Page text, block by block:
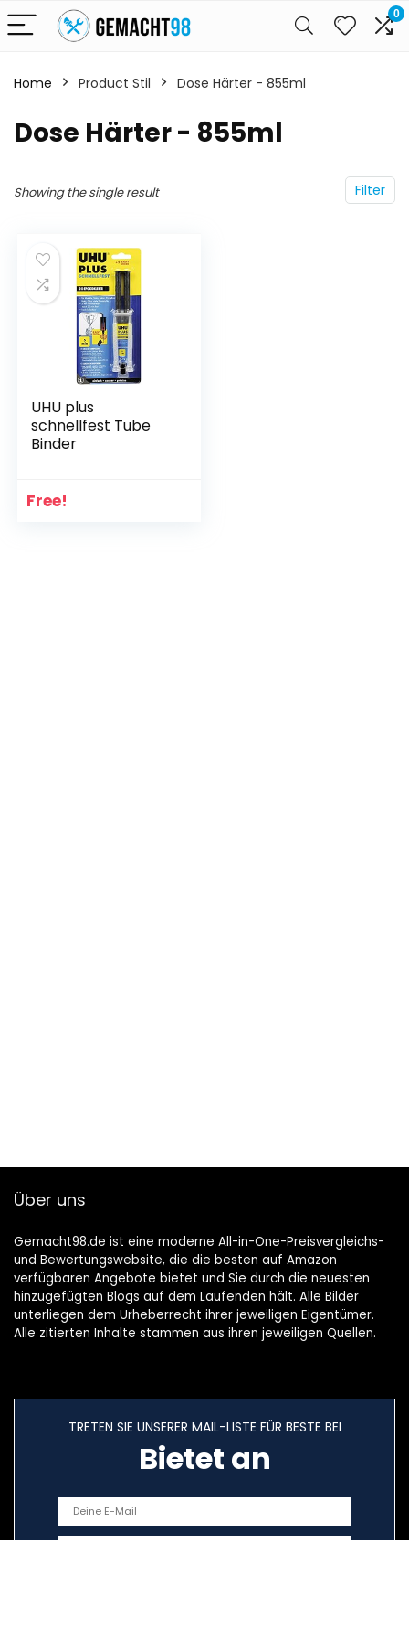
0
Home Product Stil Dose Härter - 855ml
Dose Härter - 855ml
Filter
Showing the single result
UHU plus
schnellfest Tube
Binder
Free!
Über uns
Gemacht98.de ist eine moderne All-in-One-Preisvergleichs-
und Bewertungswebsite, die die besten auf Amazon
verfügbaren Angebote bietet und Sie durch die neuesten
hinzugefügten Blogs auf dem Laufenden hält. Alle Bilder
unterliegen dem Urheberrecht ihrer jeweiligen Eigentümer.
Alle zitierten Inhalte stammen aus ihren jeweiligen Quellen.
TRETEN SIE UNSERER MAIL-LISTE FÜR BESTE BEI
Bietet an